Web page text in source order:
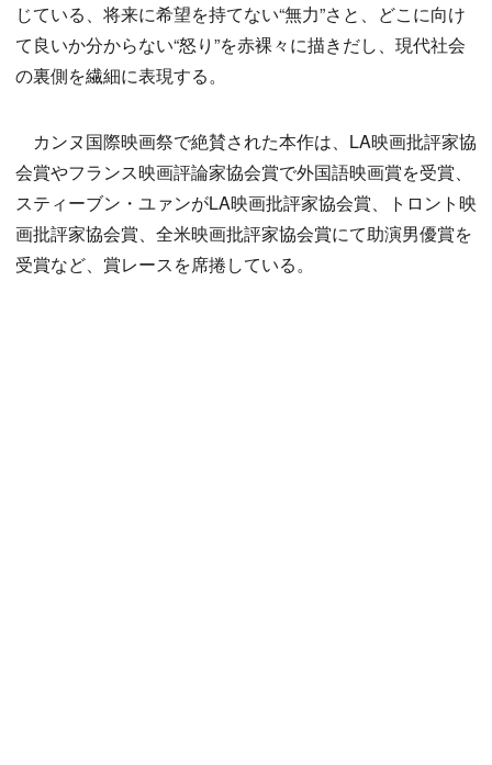
じている、将来に希望を持てない“無力”さと、どこに向け
て良いか分からない“怒り”を赤裸々に描きだし、現代社会
の裏側を繊細に表現する。
カンヌ国際映画祭で絶賛された本作は、LA映画批評家協
会賞やフランス映画評論家協会賞で外国語映画賞を受賞、
スティーブン・ユァンがLA映画批評家協会賞、トロント映
画批評家協会賞、全米映画批評家協会賞にて助演男優賞を
受賞など、賞レースを席捲している。